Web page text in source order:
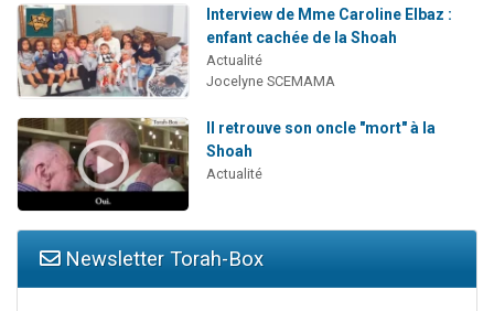
Interview de Mme Caroline Elbaz :
enfant cachée de la Shoah
Actualité
Jocelyne SCEMAMA
Il retrouve son oncle "mort" à la
Shoah
Actualité
Newsletter Torah-Box